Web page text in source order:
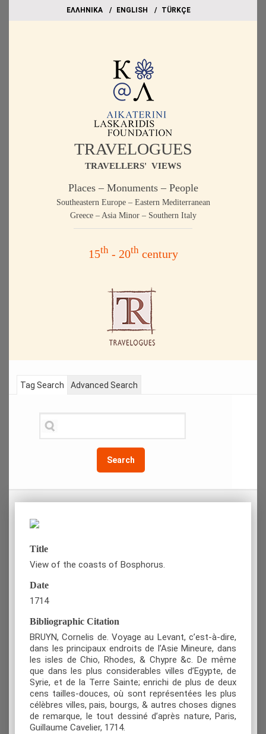
EΛΛΗΝΙΚΑ ΕΝGLISH TÜRKÇE
TRAVELOGUES
TRAVELLERS' VIEWS
Places – Monuments – People
Southeastern Europe – Eastern Mediterranean
Greece – Asia Minor – Southern Italy
15th- 20thcentury
Tag Search
Search
Advanced Search
Title
View of the coasts of Bosphorus.
Date
1714
Bibliographic Citation
BRUYN, Cornelis de. Voyage au Levant, c’est-à-dire,
dans les principaux endroits de l’Asie Mineure, dans
les isles de Chio, Rhodes, & Chypre &c. De même
que dans les plus considerables villes d’Egypte, de
Syrie, et de la Terre Sainte; enrichi de plus de deux
cens tailles-douces, où sont représentées les plus
célèbres villes, pais, bourgs, & autres choses dignes
de remarque, le tout dessiné d’après nature, Paris,
Guillaume Cavelier, 1714.